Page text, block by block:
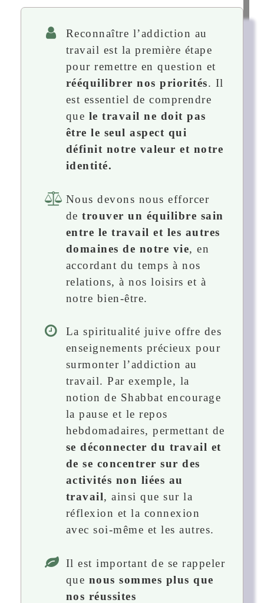
Reconnaître l’addiction au
travail est la première étape
pour remettre en question et
rééquilibrer nos priorités. Il
est essentiel de comprendre
que le travail ne doit pas
être le seul aspect qui
définit notre valeur et notre
identité.
Nous devons nous efforcer
de trouver un équilibre sain
entre le travail et les autres
domaines de notre vie, en
accordant du temps à nos
relations, à nos loisirs et à
notre bien-être.
La spiritualité juive offre des
enseignements précieux pour
surmonter l’addiction au
travail. Par exemple, la
notion de Shabbat encourage
la pause et le repos
hebdomadaires, permettant de
se déconnecter du travail et
de se concentrer sur des
activités non liées au
travail, ainsi que sur la
réflexion et la connexion
avec soi-même et les autres.
Il est important de se rappeler
que nous sommes plus que
nos réussites